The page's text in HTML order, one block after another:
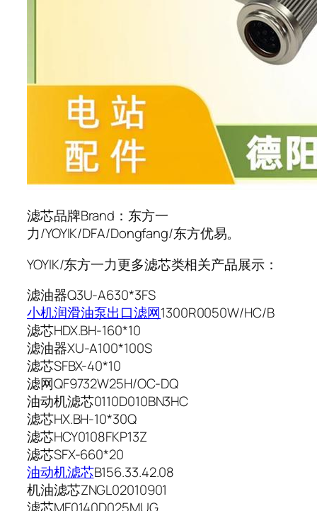
滤芯品牌Brand：东方一
力/YOYIK/DFA/Dongfang/东方优易。
YOYIK/东方一力更多滤芯类相关产品展示：
滤油器Q3U-A630*3FS
小机润滑油泵出口滤网1300R0050W/HC/B
滤芯HDX.BH-160*10
滤油器XU-A100*100S
滤芯SFBX-40*10
滤网QF9732W25H/OC-DQ
油动机滤芯0110D010BN3HC
滤芯HX.BH-10*30Q
滤芯HCY0108FKP13Z
滤芯SFX-660*20
油动机滤芯B156.33.42.08
机油滤芯ZNGL02010901